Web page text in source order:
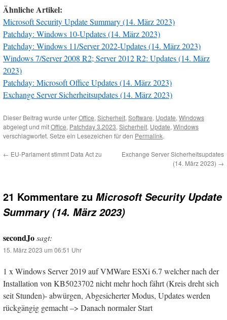
Ähnliche Artikel:
Microsoft Security Update Summary (14. März 2023)
Patchday: Windows 10-Updates (14. März 2023)
Patchday: Windows 11/Server 2022-Updates (14. März 2023)
Windows 7/Server 2008 R2; Server 2012 R2: Updates (14. März
2023)
Patchday: Microsoft Office Updates (14. März 2023)
Exchange Server Sicherheitsupdates (14. März 2023)
Dieser Beitrag wurde unterOffice, Sicherheit, Software, Update, Windows
abgelegt und mitOffice, Patchday 3.2023, Sicherheit, Update, Windows
verschlagwortet. Setze ein Lesezeichen für den Permalink.
← EU-Parlament stimmt Data Act zu
Exchange Server Sicherheitsupdates
(14. März 2023) →
21 Kommentare zu Microsoft Security Update
Summary (14. März 2023)
secondJosagt:
15. März 2023 um 06:51 Uhr
1 x Windows Server 2019 auf VMWare ESXi 6.7 welcher nach der
Installation von KB5023702 nicht mehr hoch fährt (Kreis dreht sich
seit Stunden)- abwürgen, Abgesicherter Modus, Updates werden
rückgängig gemacht –> Danach normaler Start